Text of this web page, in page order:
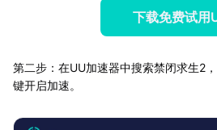
下载免费试用
第二步：在UU加速器中搜索禁闭求生2
键开启加速。